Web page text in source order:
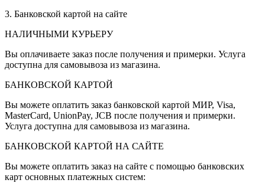
3. Банковской картой на сайте
НАЛИЧНЫМИ КУРЬЕРУ
Вы оплачиваете заказ после получения и примерки. Услуга
доступна для самовывоза из магазина.
БАНКОВСКОЙ КАРТОЙ
Вы можете оплатить заказ банковской картой МИР, Visa,
MasterCard, UnionPay, JCB после получения и примерки.
Услуга доступна для самовывоза из магазина.
БАНКОВСКОЙ КАРТОЙ НА САЙТЕ
Вы можете оплатить заказ на сайте с помощью банковских
карт основных платежных систем: